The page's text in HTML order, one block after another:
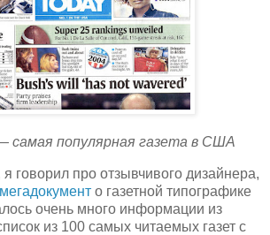
самая популярная газета в США
я говорил про отзывчивого дизайнера,
мегадокумент о газетной типографике
очень много информации из
из 100 самых читаемых газет с